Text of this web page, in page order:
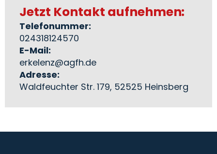
Jetzt Kontakt aufnehmen:
Telefonummer:
024318124570
E-Mail:
erkelenz@agfh.de
Adresse:
Waldfeuchter Str. 179, 52525 Heinsberg